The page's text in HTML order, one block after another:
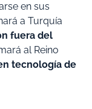
en sus
a Turquía
fuera del
al Reino
tecnología de